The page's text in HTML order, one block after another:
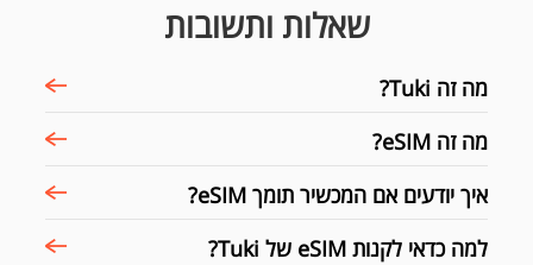
שאלות ותשובות
מה זה Tuki?
מה זה eSIM?
איך יודעים אם המכשיר תומך eSIM?
למה כדאי לקנות eSIM של Tuki?